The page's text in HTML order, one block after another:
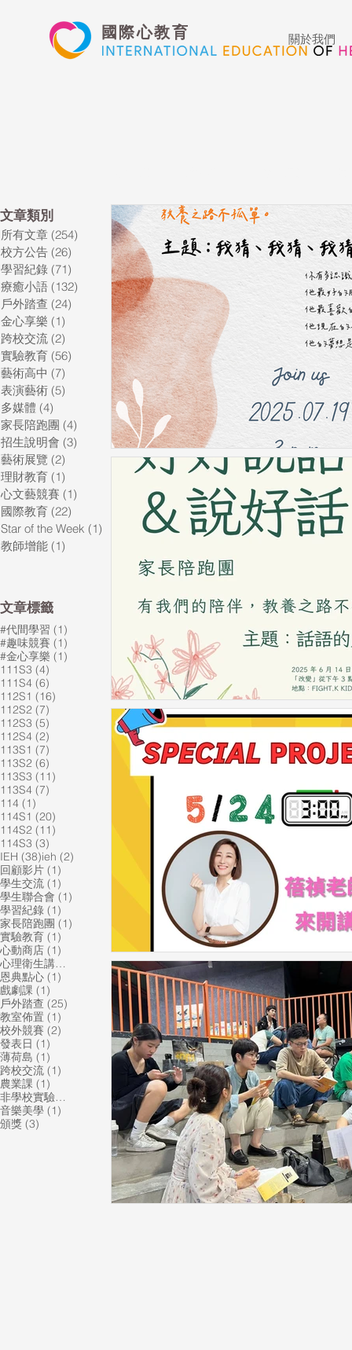
國際心教育 關於我們
​文章類別
所有文章 (254) 254 篇文章
校方公告 (26) 26 篇文章
學習紀錄 (71) 71 篇文章
療癒小語 (132) 132 篇文章
戶外踏查 (24) 24 篇文章
金心享樂 (1)
跨校交流 (2)
實驗教育 (56) 56 篇文章
藝術高中 (7)
表演藝術 (5)
多媒體 (4)
家長陪跑團 (4) 4 篇文章
招生說明會 (3) 3 篇文章
藝術展覽 (2)
理財教育 (1)
心文藝競賽 (1)
國際教育 (22)
Star of the Week (1) 1 篇文章
教師增能 (1)
​文章標籤
#代間學習 (1)
#趣味競賽 (1)
#金心享樂 (1)
111S3 (4)
111S4 (6)
112S1 (16)
112S2 (7)
112S3 (5)
112S4 (2)
113S1 (7)
113S2 (6)
113S3 (11)
113S4 (7)
114 (1)
114S1 (20)
114S2 (11)
114S3 (3)
IEH (38)38 篇文章
ieh (2)
回顧影片 (1)
學生交流 (1)
學生聯合會 (1)
學習紀錄 (1)
家長陪跑團 (1)
實驗教育 (1)
心動商店 (1)
心理衛生講座
1 篇文章
恩典點心 (1)
戲劇課 (1)
戶外踏查 (25) 25 篇文章
教室佈置 (1)
校外競賽 (2)
發表日 (1)
薄荷島 (1)
跨校交流 (1)
農業課 (1)
非學校實驗教育機構
(1) 1 篇文章
音樂美學 (1)
頒獎 (3)
表演藝術 多媒體
心文藝競賽 Star of